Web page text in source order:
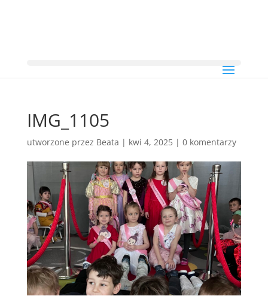
IMG_1105
utworzone przez Beata | kwi 4, 2025| 0 komentarzy